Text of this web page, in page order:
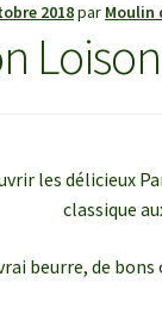
2018par Moulin
les délicieux
classique
beurre, de